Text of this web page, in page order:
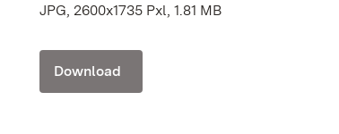
JPG, 2600x1735 Pxl, 1.81 MB
Download